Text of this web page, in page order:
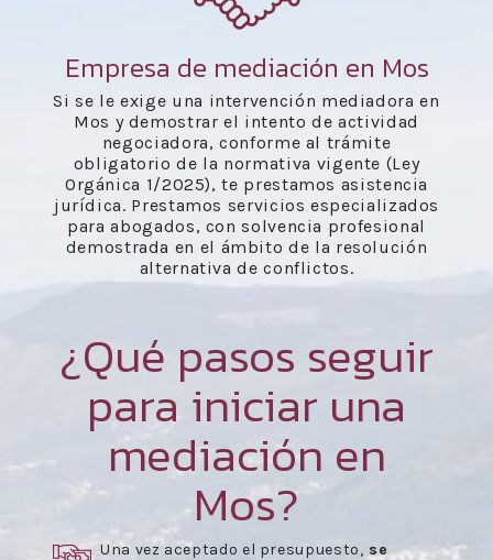
Empresa de mediación en Mos
Si se le exige una intervención mediadora en
Mos y demostrar el intento de actividad
negociadora, conforme al trámite
obligatorio de la normativa vigente (Ley
Orgánica 1/2025), te prestamos asistencia
jurídica. Prestamos servicios especializados
para abogados, con solvencia profesional
demostrada en el ámbito de la resolución
alternativa de conflictos.
¿Qué pasos seguir
para iniciar una
mediación en
Mos?
Una vez aceptado el presupuesto, se